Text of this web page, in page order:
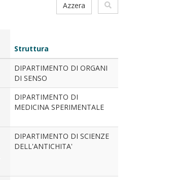
Azzera
Struttura
DIPARTIMENTO DI ORGANI
DI SENSO
DIPARTIMENTO DI
MEDICINA SPERIMENTALE
DIPARTIMENTO DI SCIENZE
DELL'ANTICHITA'